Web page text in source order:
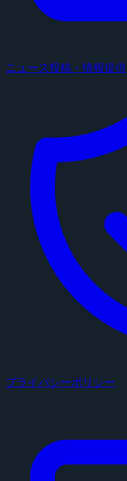
ニュース投稿・情報提供
プライバシーポリシー